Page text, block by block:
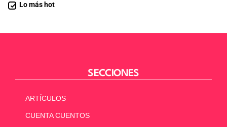
Lo más hot
SECCIONES
ARTÍCULOS
CUENTA CUENTOS